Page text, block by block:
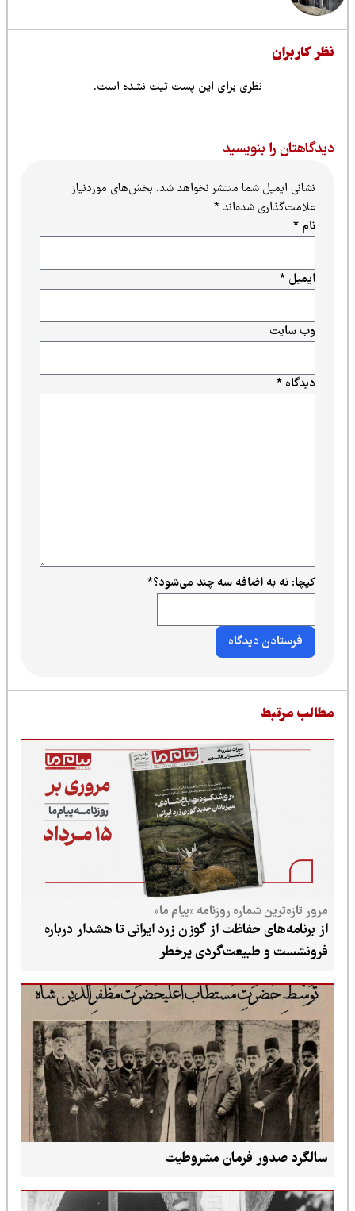
کاربران
نظری برای این پست ثبت نشده است.
را بنویسید
نشانی ایمیل شما منتشر نخواهد شد.بخش‌های موردنیاز
علامت‌گذاری شده‌اند*
دیدگاه*
ایمیل*
وب‌ سایت
کپچا: نه به اضافه سه چند می‌شود؟*
مرتبط
مرور تازه‌ترین شماره روزنامه «پیام ما»
از برنامه‌های حفاظت از گوزن زرد ایرانی تا هشدار درباره
فرونشست و طبیعت‌گردی پرخطر
سالگرد صدور فرمان مشروطیت